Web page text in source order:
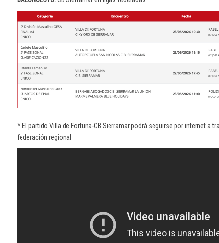
* El partido Villa de Fortuna-CB Sierramar podrá seguirse por internet a
federación regional